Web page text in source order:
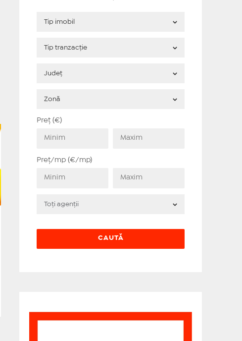
Preț (€)
Preț/mp (€/mp)